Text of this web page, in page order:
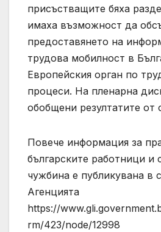
присъстващите бяха
имаха възможност да
предоставянето на
трудова мобилност в
Европейския орган по
процеси. На пленарна
обобщени резултатите от
Повече информация за
българските работници и
чужбина е публикувана в
Агенцията
https://
rm/423/node/12998